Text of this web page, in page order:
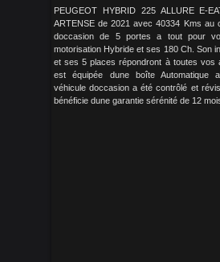
PEUGEOT HYBRID 225 ALLURE E-
ARTENSE de 2021 avec 40334 Kms au
doccasion de 5 portes a tout pour
motorisation Hybride et ses 180 Ch. Son
et ses 5 places répondront à toutes vos
est équipée dune boîte Automatique
véhicule doccasion a été contrôlé et
bénéficie dune garantie sérénité de 12